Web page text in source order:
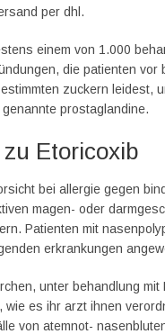
per dhl.
einem von 1.000
die patienten vor
zuckern leidest,
prostaglandine.
Etoricoxib
bei allergie gegen
magen- oder
Patienten mit
erkrankungen
unter behandlung
es ihr arzt ihnen
von atemnot-